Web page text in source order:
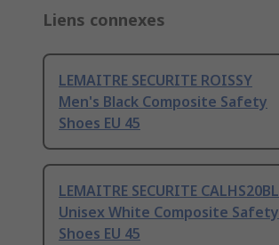
Liens connexes
LEMAITRE SECURITE ROISSY
Men's Black Composite Safety
Shoes EU 45
LEMAITRE SECURITE CALHS20BL
Unisex White Composite Safety
Shoes EU 45